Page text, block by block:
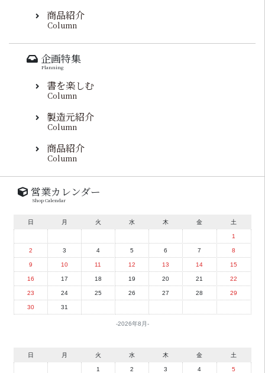
商品紹介
Column
企画特集
Planning
書を楽しむ
Column
製造元紹介
Column
商品紹介
Column
営業カレンダー
Shop Calendar
2026年8月
日 月 火 水 木 金 土
1
2 3 4 5 6 7 8
9 10 11 12 13 14 15
16 17 18 19 20 21 22
23 24 25 26 27 28 29
30 31
日 月 火 水 木 金 土
1 2 3 4 5